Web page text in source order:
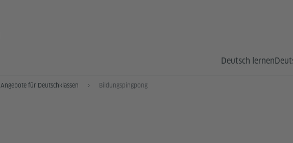
Deutsch lernen
Angebote für Deutschklassen Bildungspingpong